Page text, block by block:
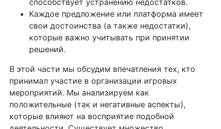
способствует устранению недостатков.
Каждое предложение или платформа имеет
свои достоинства (а также недостатки),
которые важно учитывать при принятии
решений.
В этой части мы обсудим впечатления тех, кто
принимал участие в организации игровых
мероприятий. Мы анализируем как
положительные (так и негативные аспекты),
которые влияют на восприятие подобной